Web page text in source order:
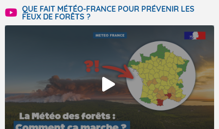
QUE FAIT MÉTÉO-FRANCE POUR PRÉVENIR LES
FEUX DE FORÊTS ?